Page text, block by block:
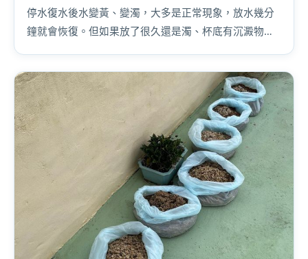
停水復水後水變黃、變濁，大多是正常現象，放水幾分
鐘就會恢復。但如果放了很久還是濁、杯底有沉澱物，